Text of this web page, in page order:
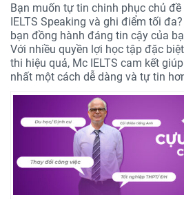
Bạn muốn tự tin chinh phục chủ đề
IELTS Speaking và ghi điểm tối
bạn đồng hành đáng tin cậy của
Với nhiều quyền lợi học tập đặc
thi hiệu quả, Mc IELTS cam kết
nhất một cách dễ dàng và tự tin